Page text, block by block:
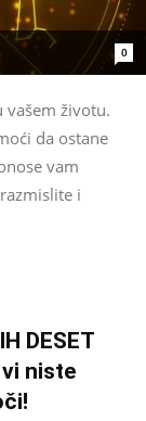
0
vašem životu.
da ostane
vam
i
DESET
niste